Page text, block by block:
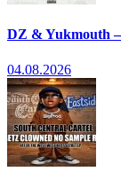
DZ & Yukmouth
04.08.2026